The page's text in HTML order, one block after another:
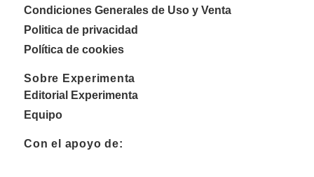
Condiciones Generales de Uso y Venta
Politica de privacidad
Política de cookies
Sobre Experimenta
Editorial Experimenta
Equipo
Con el apoyo de: